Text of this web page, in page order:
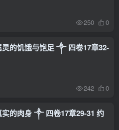
250 0
的饥饿与饱足 ༒ 四卷17章32-
242 0
的肉身 ༒ 四卷17章29-31 约